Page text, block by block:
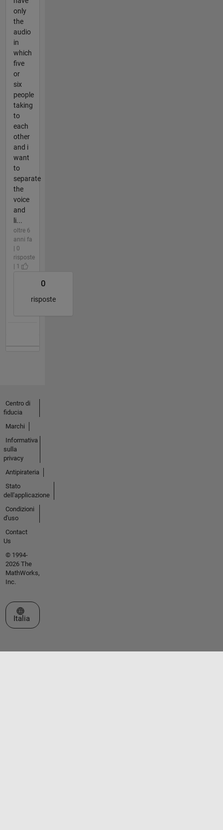
only
the
audio
in
which
five
or
six
people
taking
to
each
other
and i
want
to
separate
the
voice
and
li...
oltre 6
anni fa
| 0
risposte
| 1
0
risposte
Centro di
fiducia
Marchi
Informativa
sulla
privacy
Antipirateria
Stato
dell'applicazione
Condizioni
d'uso
Contact
Us
© 1994-
2026 The
MathWorks,
Inc.
Seleziona un sito web
Italia